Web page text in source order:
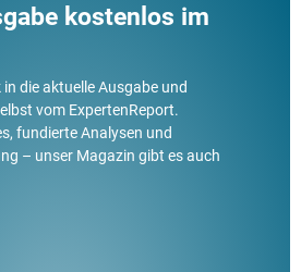
kostenlos im
in die aktuelle Ausgabe und
vom ExpertenReport.
fundierte Analysen und
– unser Magazin gibt es auch